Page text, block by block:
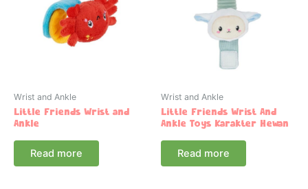
Wrist and Ankle
Little Friends Wrist and
Ankle
Read more
Wrist and Ankle
Little Friends Wrist And
Ankle Toys Karakter Hewan
Read more